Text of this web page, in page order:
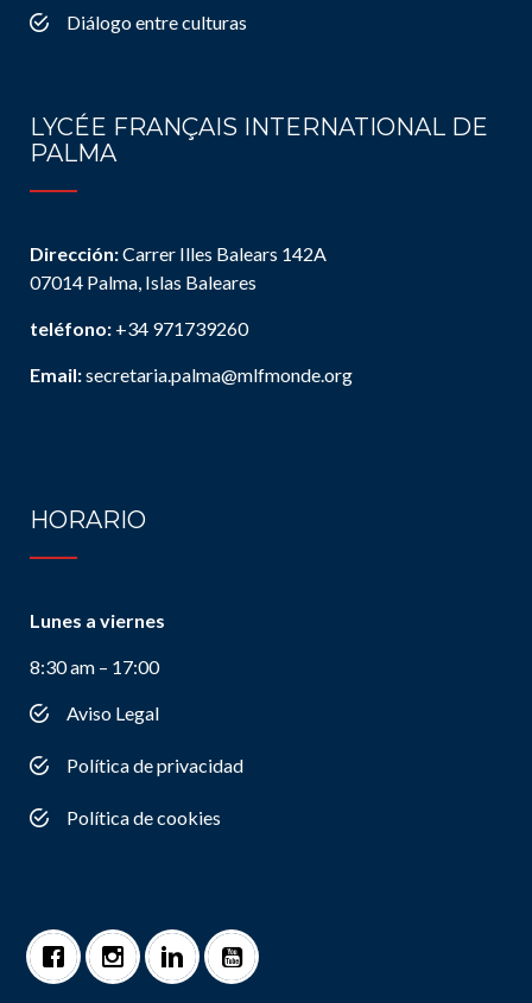
Diálogo entre culturas
LYCÉE FRANÇAIS INTERNATIONAL DE
PALMA
Dirección:Carrer Illes Balears 142A
07014 Palma, Islas Baleares
teléfono: +34 971739260
Email:secretaria.palma@mlfmonde.org
HORARIO
Lunes a viernes
8:30 am – 17:00
Aviso Legal
Política de privacidad
Política de cookies